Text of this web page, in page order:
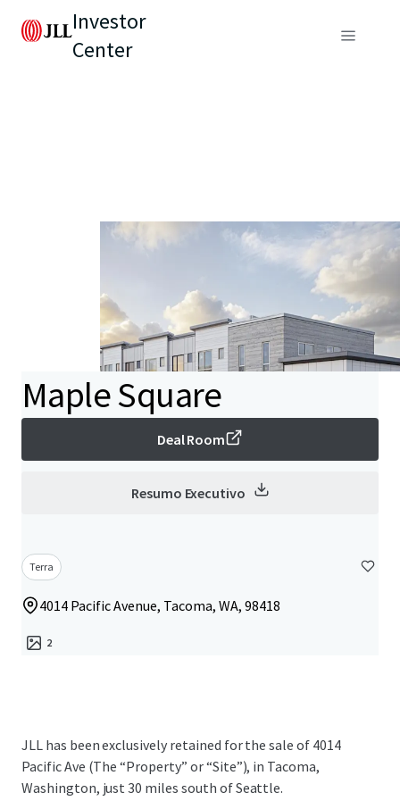
Investor
Center
Maple Square
Deal Room
Resumo Executivo
Terra
4014 Pacific Avenue, Tacoma, WA, 98418
2
JLL has been exclusively retained for the sale of 4014
Pacific Ave (The “Property” or “Site”), in Tacoma,
Washington, just 30 miles south of Seattle.